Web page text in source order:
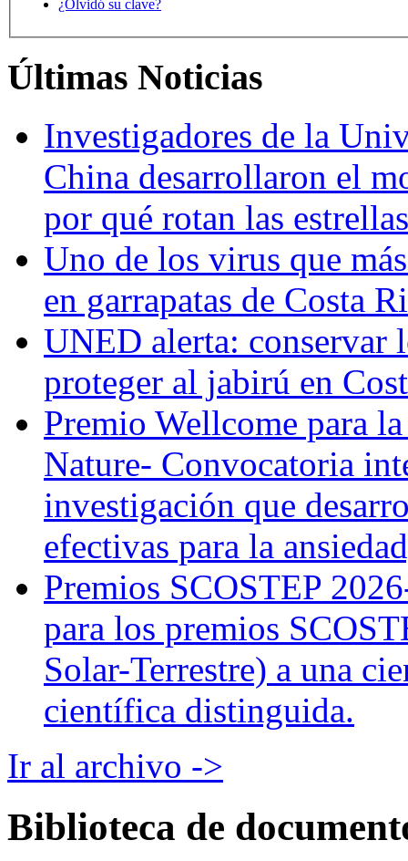
¿Olvidó su clave?
Últimas Noticias
Investigadores de la
China desarrollaron el
por qué rotan las
Uno de los virus que
en garrapatas de Costa
UNED alerta: conservar
proteger al jabirú en
Premio Wellcome para
Nature- Convocatoria
investigación que
efectivas para la
Premios SCOSTEP
para los premios
Solar-Terrestre) a una
científica distinguida.
Ir al archivo ->
Biblioteca de